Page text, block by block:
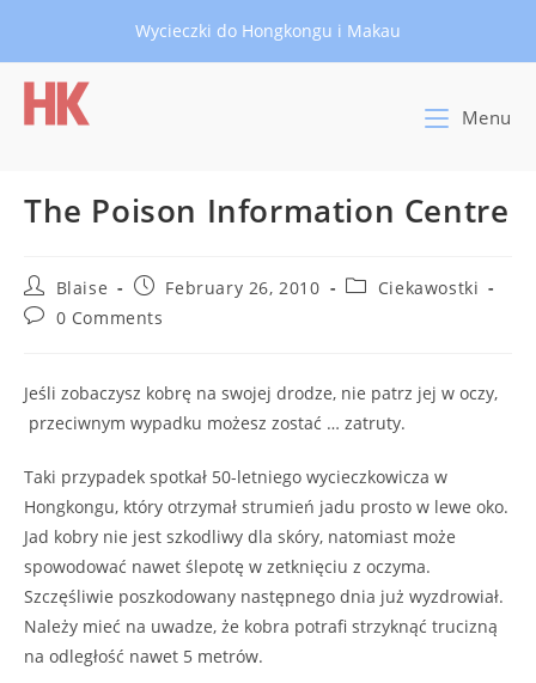
Wycieczki do Hongkongu i Makau
Menu
The Poison Information Centre
Post
author:
Blaise
Post
published:
February 26, 2010
PostCiekawostki
Post0 Comments
Jeśli zobaczysz kobrę na swojej drodze, nie patrz jej w oczy,
przeciwnym wypadku możesz zostać … zatruty.
Taki przypadek spotkał 50-letniego wycieczkowicza w
Hongkongu, który otrzymał strumień jadu prosto w lewe oko.
Jad kobry nie jest szkodliwy dla skóry, natomiast może
spowodować nawet ślepotę w zetknięciu z oczyma.
Szczęśliwie poszkodowany następnego dnia już wyzdrowiał.
Należy mieć na uwadze, że kobra potrafi strzyknąć trucizną
na odległość nawet 5 metrów.